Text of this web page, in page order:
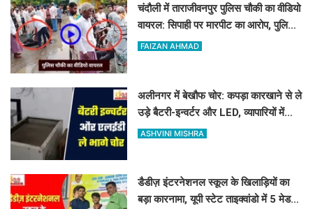
चंदौली में ताराजीवनपुर पुलिस चौकी का वीडियो
वायरल: सिपाही पर मारपीट का आरोप, पुलिस
ने बताया निराधार
FAIZAN AHMAD
अलीनगर में बेखौफ चोर: कपड़ा कारखाने से ले
उड़े बैटरी-इन्वर्टर और LED, व्यापारियों में
फैला भारी गुस्सा
ASHVINI MISHRA
डैडीज़ इंटरनेशनल स्कूल के खिलाड़ियों का
बड़ा कारनामा, यूपी स्टेट ताइक्वांडो में 5 मेडल्स